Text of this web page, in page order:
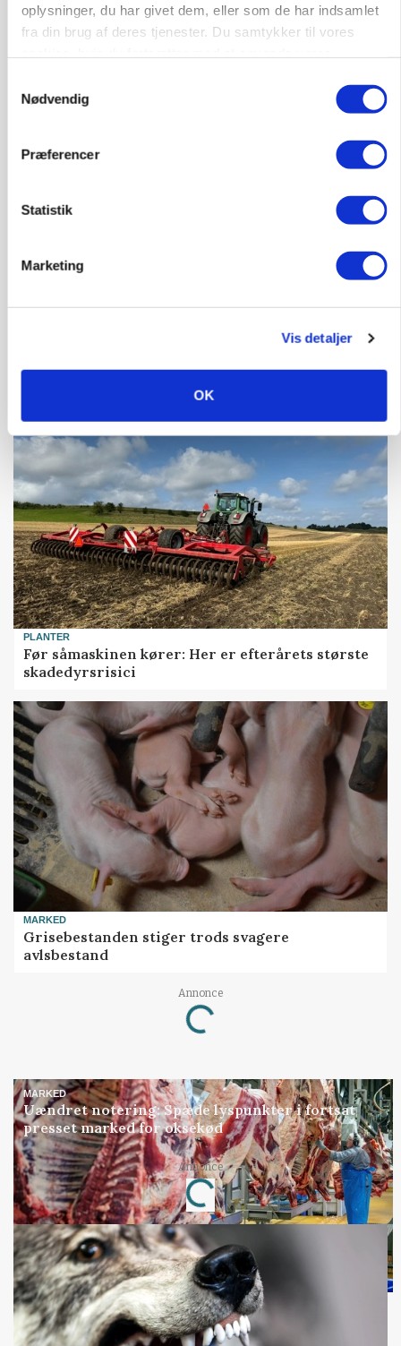
oplysninger, du har givet dem, eller som de har indsamlet
fra din brug af deres tjenester. Du samtykker til vores
Nødvendig
Præferencer
Statistik
Marketing
Vis detaljer
OK
Folketinget behandler ny gødskningslov: Sådan
kan den ændre din bedrift fra 2027
KVÆG
Snart kan man søge tilskud til naturprojekter
PLANTER
Før såmaskinen kører: Her er efterårets største
skadedyrsrisici
MARKED
Grisebestanden stiger trods svagere
avlsbestand
Annonce
Loading...
MARKED
Uændret notering: Spæde lyspunkter i fortsat
presset marked for oksekød
Annonce
Loading...